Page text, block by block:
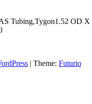
Tubing,Tygon1.52 OD
| Theme: Futurio